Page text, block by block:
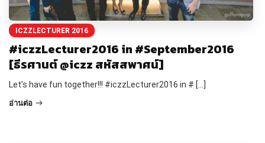
ICZZLECTURER 2016
#iczzLecturer2016 in #September2016
[ธีรศานต์ @iczz สหัสสพาศน์]
Let’s have fun together!!! #iczzLecturer2016 in # […]
อ่านต่อ